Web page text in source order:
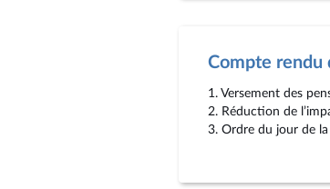
Compte rendu
1. Versement des
2. Réduction de
3. Ordre du jour de